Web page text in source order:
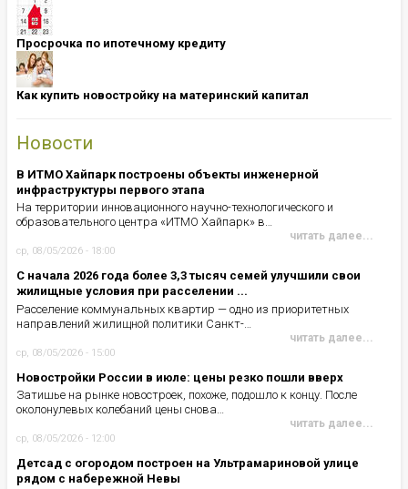
Просрочка по ипотечному кредиту
Как купить новостройку на материнский капитал
Новости
В ИТМО Хайпарк построены объекты инженерной
инфраструктуры первого этапа
На территории инновационного научно-технологического и
образовательного центра «ИТМО Хайпарк» в…
читать далее...
ср, 08/05/2026 - 18:00
С начала 2026 года более 3,3 тысяч семей улучшили свои
жилищные условия при расселении ...
Расселение коммунальных квартир — одно из приоритетных
направлений жилищной политики Санкт-…
читать далее...
ср, 08/05/2026 - 15:00
Новостройки России в июле: цены резко пошли вверх
Затишье на рынке новостроек, похоже, подошло к концу. После
околонулевых колебаний цены снова…
читать далее...
ср, 08/05/2026 - 12:00
Детсад с огородом построен на Ультрамариновой улице
рядом с набережной Невы